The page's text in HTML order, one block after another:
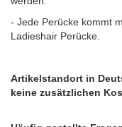
- Jede Perücke kommt
Ladieshair Perücke.
Artikelstandort in
keine zusätzlichen